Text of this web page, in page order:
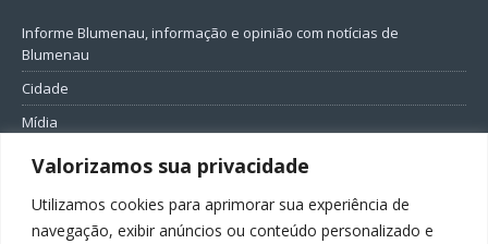
Valorizamos sua privacidade
Utilizamos cookies para aprimorar sua experiência de
navegação, exibir anúncios ou conteúdo personalizado e
Informe Blumenau, informação e opinião com notícias de
Blumenau
Cidade
Mídia
Entretenimento
Política